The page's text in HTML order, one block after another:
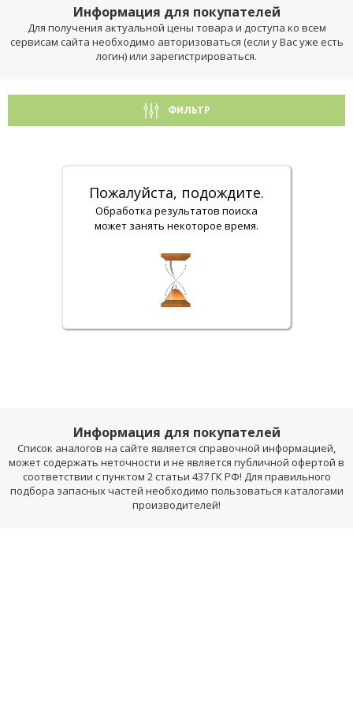
Информация для покупателей
Для получения актуальной цены товара и доступа ко всем
сервисам сайта необходимо авторизоваться (если у Вас уже есть
логин) или зарегистрироваться.
ФИЛЬТР
Пожалуйста, подождите.
Обработка результатов поиска
может занять некоторое время.
Информация для покупателей
Список аналогов на сайте является справочной информацией,
может содержать неточности и не является публичной офертой в
соответствии с пунктом 2 статьи 437 ГК РФ! Для правильного
подбора запасных частей необходимо пользоваться каталогами
производителей!